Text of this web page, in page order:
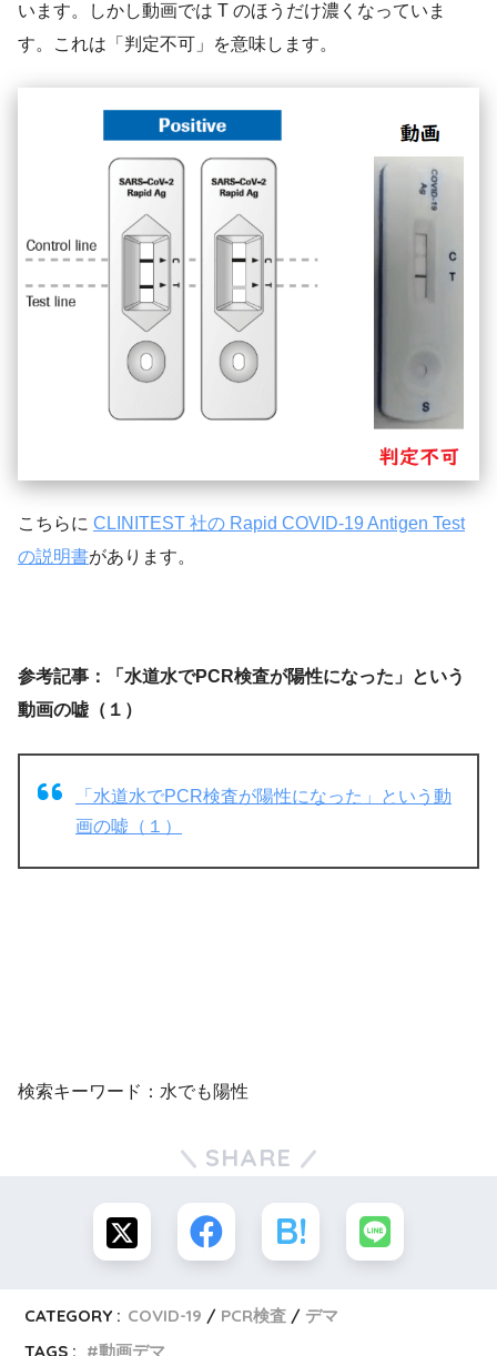
います。しかし動画では T のほうだけ濃くなっていま
す。これは「判定不可」を意味します。
こちらに CLINITEST 社の Rapid COVID-19 Antigen Test
の説明書があります。
参考記事：
「水道水でPCR検査が陽性になった」という
動画の嘘（１）
「水道水でPCR検査が陽性になった」という動
画の嘘（１）
検索キーワード：水でも陽性
SHARE
CATEGORY : COVID-19 PCR検査
デマ
TAGS :
動画デマ